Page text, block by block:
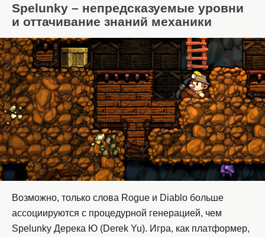
Spelunky – непредсказуемые уровни
и оттачивание знаний механики
Возможно, только слова Rogue и Diablo больше
ассоциируются с процедурной генерацией, чем
Spelunky Дерека Ю (Derek Yu). Игра, как платформер,